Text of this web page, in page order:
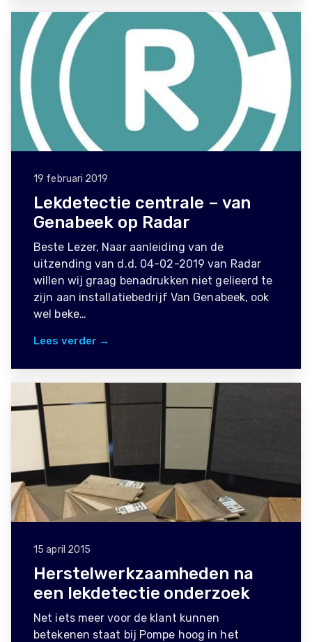
19 februari 2019
Lekdetectie centrale – van
Genabeek op Radar
Beste Lezer, Naar aanleiding van de
uitzending van d.d. 04-02-2019 van Radar
willen wij graag benadrukken niet gelieerd te
zijn aan installatiebedrijf Van Genabeek, ook
wel beke…
Lees verder →
15 april 2015
Herstelwerkzaamheden na
een lekdetectie onderzoek
Net iets meer voor de klant kunnen
betekenen staat bij Pompe hoog in het